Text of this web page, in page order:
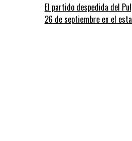
El partido despedida del
26 de septiembre en el